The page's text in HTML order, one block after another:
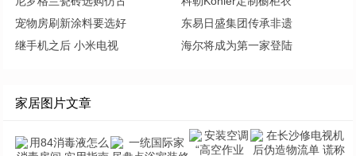
宠物房刷新涂料要选好
东易日盛集团传承非遗
继手机之后 小米电视
海尔将成为第一家登陆
家居图片文章